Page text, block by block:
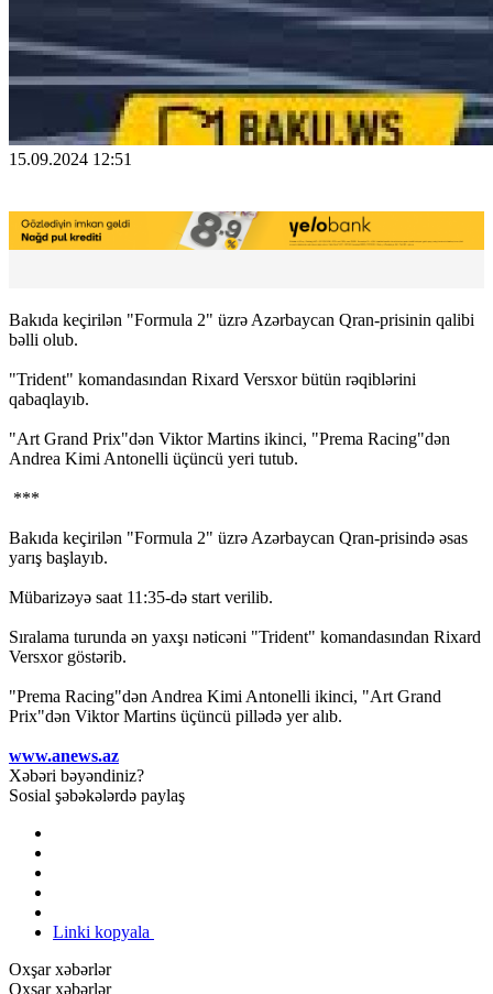
15.09.2024 12:51
Bakıda keçirilən "Formula 2" üzrə Azərbaycan Qran-prisinin qalibi
bəlli olub.
"Trident" komandasından Rixard Versxor bütün rəqiblərini
qabaqlayıb.
"Art Grand Prix"dən Viktor Martins ikinci, "Prema Racing"dən
Andrea Kimi Antonelli üçüncü yeri tutub.
***
Bakıda keçirilən "Formula 2" üzrə Azərbaycan Qran-prisində əsas
yarış başlayıb.
Mübarizəyə saat 11:35-də start verilib.
Sıralama turunda ən yaxşı nəticəni "Trident" komandasından Rixard
Versxor göstərib.
"Prema Racing"dən Andrea Kimi Antonelli ikinci, "Art Grand
Prix"dən Viktor Martins üçüncü pillədə yer alıb.
www.anews.az
Xəbəri bəyəndiniz?
Sosial şəbəkələrdə paylaş
Linki kopyala
Oxşar xəbərlər
Oxşar xəbərlər